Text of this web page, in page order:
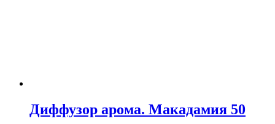
Диффузор арома. Макадамия 50